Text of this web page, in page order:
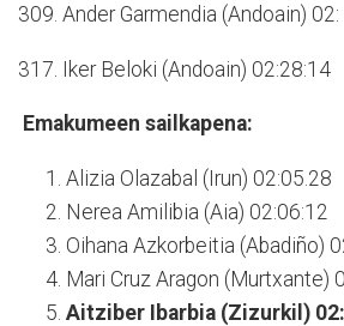
309. Ander Garmendia (Andoain)
317. Iker Beloki (Andoain) 02:28:14
Emakumeen sailkapena:
Alizia Olazabal (Irun) 02:05.28
Nerea Amilibia (Aia) 02:06:12
Oihana Azkorbeitia (Abadiño)
Mari Cruz Aragon (Murtxante)
Aitziber Ibarbia (Zizurkil)